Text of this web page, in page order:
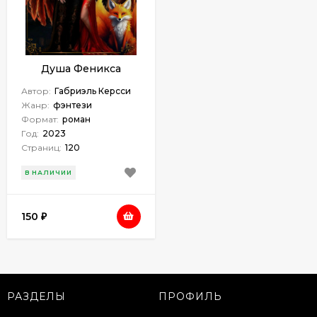
Душа Феникса
Автор: Габриэль Керсси
Жанр: фэнтези
Формат: роман
Год: 2023
Страниц: 120
В НАЛИЧИИ
150 ₽
РАЗДЕЛЫ ПРОФИЛЬ